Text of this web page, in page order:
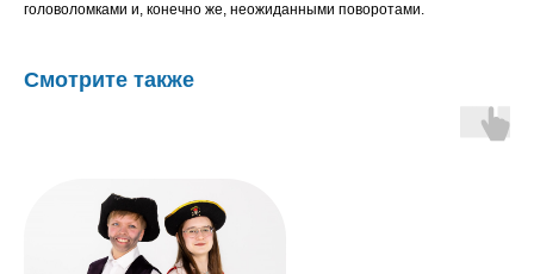
головоломками и, конечно же, неожиданными поворотами.
Смотрите также